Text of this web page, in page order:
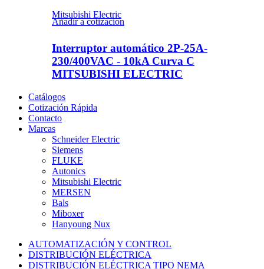
Mitsubishi Electric
Añadir a cotizacion
Interruptor automático 2P-25A-
230/400VAC - 10kA Curva C
MITSUBISHI ELECTRIC
Catálogos
Cotización Rápida
Contacto
Marcas
Schneider Electric
Siemens
FLUKE
Autonics
Mitsubishi Electric
MERSEN
Bals
Miboxer
Hanyoung Nux
AUTOMATIZACIÓN Y CONTROL
DISTRIBUCIÓN ELÉCTRICA
DISTRIBUCIÓN ELÉCTRICA TIPO NEMA